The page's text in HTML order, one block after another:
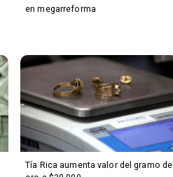
en megarreforma
Tía Rica aumenta valor del gramo de